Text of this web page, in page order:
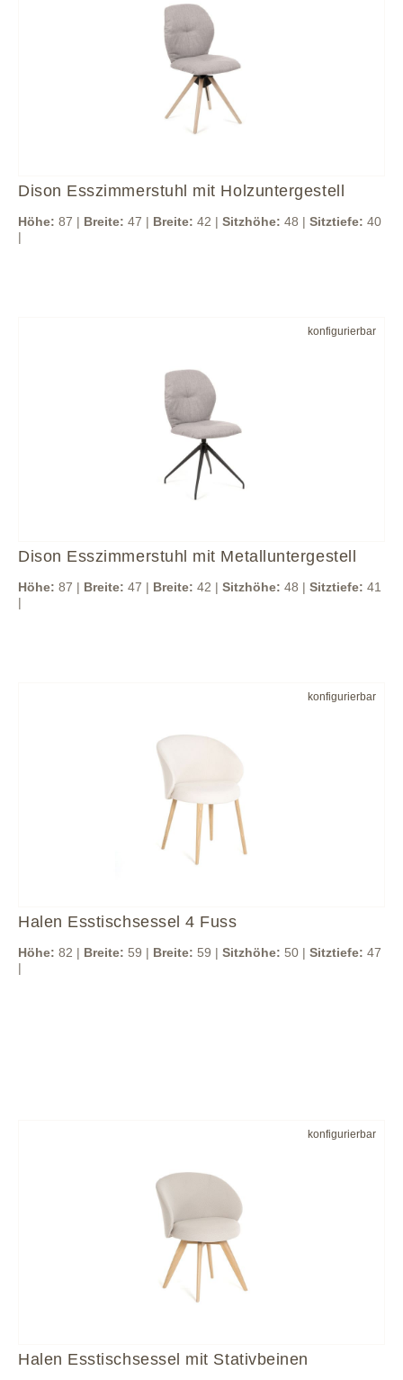
Dison Esszimmerstuhl mit Holzuntergestell
Höhe: 87 | Breite: 47 | Breite: 42 | Sitzhöhe: 48 | Sitztiefe: 40
|
konfigurierbar
Dison Esszimmerstuhl mit Metalluntergestell
Höhe: 87 | Breite: 47 | Breite: 42 | Sitzhöhe: 48 | Sitztiefe: 41
|
konfigurierbar
Halen Esstischsessel 4 Fuss
Höhe: 82 | Breite: 59 | Breite: 59 | Sitzhöhe: 50 | Sitztiefe: 47
|
konfigurierbar
Halen Esstischsessel mit Stativbeinen